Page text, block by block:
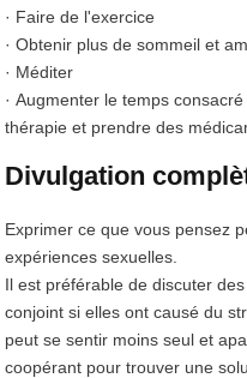
· Faire de l'exercice
· Obtenir plus de sommeil et
· Méditer
· Augmenter le temps
thérapie et prendre des
Divulgation
Exprimer ce que vous pensez
expériences sexuelles.
Il est préférable de discuter
conjoint si elles ont causé du
peut se sentir moins seul et
coopérant pour trouver une